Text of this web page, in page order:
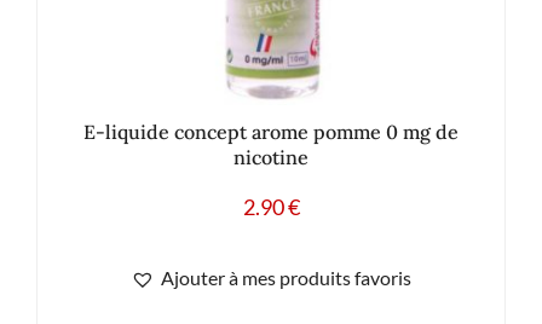
E-liquide concept arome pomme 0 mg de
nicotine
2.90€
Ajouter à mes produits favoris